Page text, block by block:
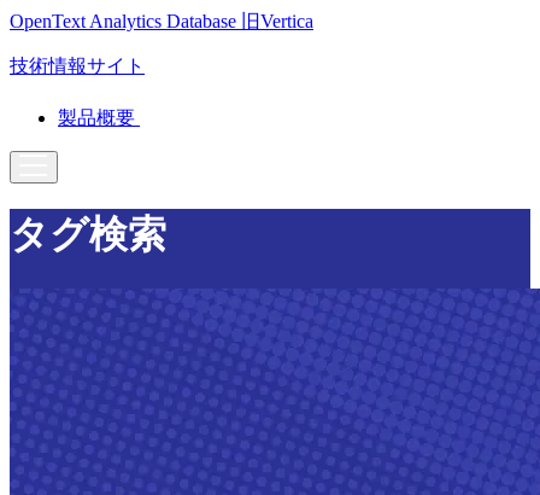
OpenText Analytics Database 旧Vertica
技術情報サイト
製品概要
タグ検索